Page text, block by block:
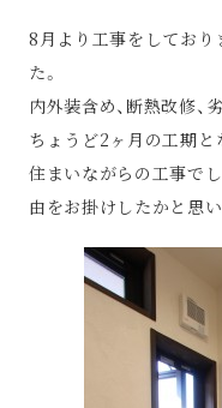
8月より工事をしてお
た。
内外装含め、断熱改修、
ちょうど2ヶ月の工期と
住まいながらの工事で
由をお掛けしたかと思